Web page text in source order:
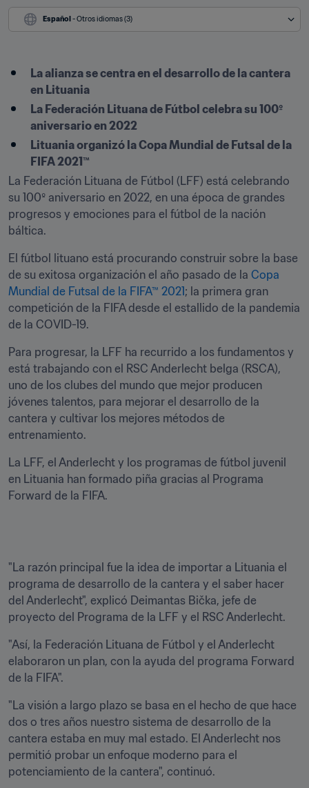
Español - Otros idiomas (3)
La alianza se centra en el desarrollo de la cantera
en Lituania
La Federación Lituana de Fútbol celebra su 100º
aniversario en 2022
Lituania organizó la Copa Mundial de Futsal de la
FIFA 2021™
La Federación Lituana de Fútbol (LFF) está celebrando
su 100º aniversario en 2022, en una época de grandes
progresos y emociones para el fútbol de la nación
báltica.
El fútbol lituano está procurando construir sobre la base
de su exitosa organización el año pasado de la Copa
Mundial de Futsal de la FIFA™ 2021 ; la primera gran
competición de la FIFA desde el estallido de la pandemia
de la COVID-19.
Para progresar, la LFF ha recurrido a los fundamentos y
está trabajando con el RSC Anderlecht belga (RSCA),
uno de los clubes del mundo que mejor producen
jóvenes talentos, para mejorar el desarrollo de la
cantera y cultivar los mejores métodos de
entrenamiento.
La LFF, el Anderlecht y los programas de fútbol juvenil
en Lituania han formado piña gracias al Programa
Forward de la FIFA.
"La razón principal fue la idea de importar a Lituania el
programa de desarrollo de la cantera y el saber hacer
del Anderlecht", explicó Deimantas Bička, jefe de
proyecto del Programa de la LFF y el RSC Anderlecht.
"Así, la Federación Lituana de Fútbol y el Anderlecht
elaboraron un plan, con la ayuda del programa Forward
de la FIFA".
"La visión a largo plazo se basa en el hecho de que hace
dos o tres años nuestro sistema de desarrollo de la
cantera estaba en muy mal estado. El Anderlecht nos
permitió probar un enfoque moderno para el
potenciamiento de la cantera", continuó.